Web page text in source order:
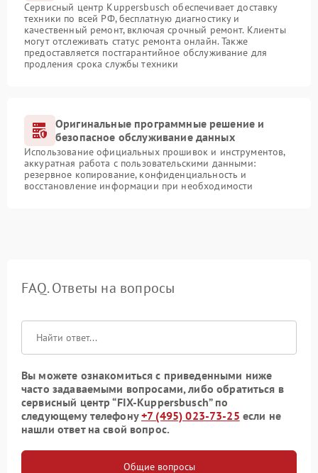
Сервисный центр Kuppersbusch обеспечивает доставку
техники по всей РФ, бесплатную диагностику и
качественный ремонт, включая срочный ремонт. Клиенты
могут отслеживать статус ремонта онлайн. Также
предоставляется постгарантийное обслуживание для
продления срока службы техники
Оригинальные программные решение и
безопасное обслуживание данных
Использование официальных прошивок и инструментов,
аккуратная работа с пользовательскими данными:
резервное копирование, конфиденциальность и
восстановление информации при необходимости
FAQ. Ответы на вопросы
Вы можете ознакомиться с приведенными ниже
часто задаваемыми вопросами, либо обратиться в
сервисный центр “FIX-Kuppersbusch” по
следующему телефону+7 (495) 023-73-25 если не
нашли ответ на свой вопрос.
Общие вопросы